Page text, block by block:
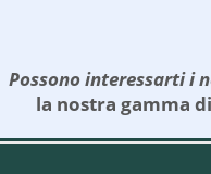
Possono interessarti i
la nostra gamma di